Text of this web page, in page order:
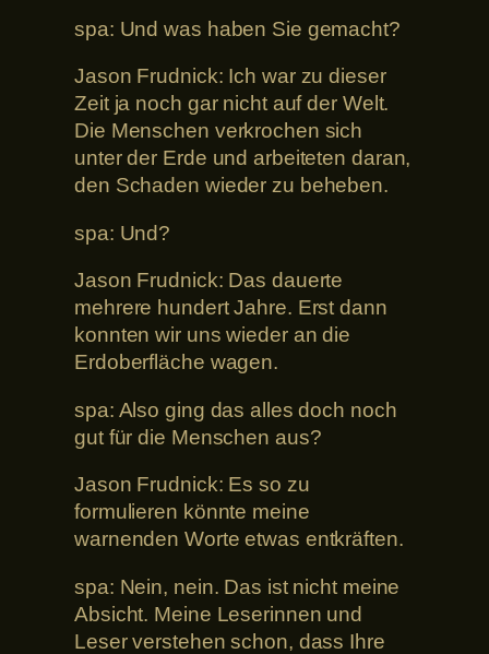
spa: Und was haben Sie gemacht?
Jason Frudnick: Ich war zu dieser
Zeit ja noch gar nicht auf der Welt.
Die Menschen verkrochen sich
unter der Erde und arbeiteten daran,
den Schaden wieder zu beheben.
spa: Und?
Jason Frudnick: Das dauerte
mehrere hundert Jahre. Erst dann
konnten wir uns wieder an die
Erdoberfläche wagen.
spa: Also ging das alles doch noch
gut für die Menschen aus?
Jason Frudnick: Es so zu
formulieren könnte meine
warnenden Worte etwas entkräften.
spa: Nein, nein. Das ist nicht meine
Absicht. Meine Leserinnen und
Leser verstehen schon, dass Ihre